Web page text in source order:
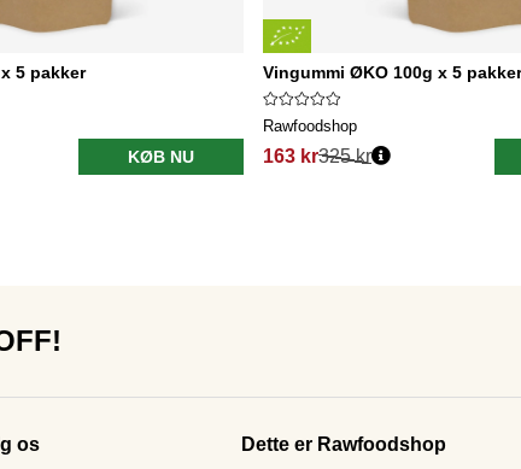
5 pakker
KØB NU
Vingummi ØKO 100g x 5 pakker
Rawfoodshop
163 kr325 kr
os
Dette er Rawfoodshop